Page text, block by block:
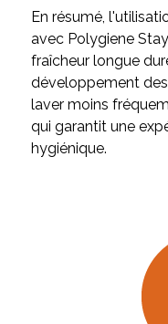
En résumé,
avec Polygiene
fraîcheur longue
développement
laver moins
qui garantit une
hygiénique.